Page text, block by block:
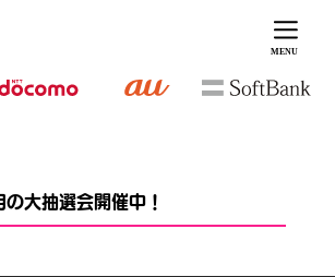
大抽選会開催中！